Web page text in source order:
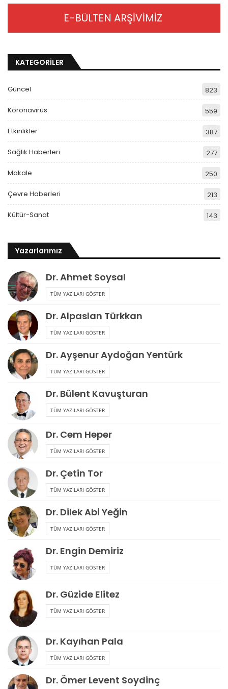
E-BÜLTEN ARŞİVİMİZ
KATEGORİLER
Güncel 823
Koronavirüs 559
Etkinlikler 387
Sağlık Haberleri 277
Makale 250
Çevre Haberleri 213
Kültür-Sanat 143
Yazarlarımız
Dr. Ahmet Soysal
TÜM YAZILARI GÖSTER
Dr. Alpaslan Türkkan
TÜM YAZILARI GÖSTER
Dr. Ayşenur Aydoğan Yentürk
TÜM YAZILARI GÖSTER
Dr. Bülent Kavuşturan
TÜM YAZILARI GÖSTER
Dr. Cem Heper
TÜM YAZILARI GÖSTER
Dr. Çetin Tor
TÜM YAZILARI GÖSTER
Dr. Dilek Abi Yeğin
TÜM YAZILARI GÖSTER
Dr. Engin Demiriz
TÜM YAZILARI GÖSTER
Dr. Güzide Elitez
TÜM YAZILARI GÖSTER
Dr. Kayıhan Pala
TÜM YAZILARI GÖSTER
Dr. Ömer Levent Soydinç